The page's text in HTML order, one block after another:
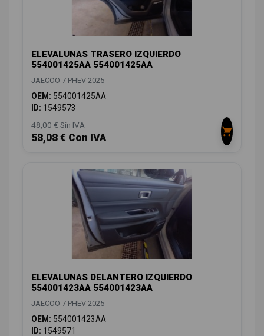
ELEVALUNAS TRASERO IZQUIERDO
554001425AA 554001425AA
JAECOO 7 PHEV 2025
OEM: 554001425AA
ID: 1549573
48,00 € Sin IVA
58,08 € Con IVA
ELEVALUNAS DELANTERO IZQUIERDO
554001423AA 554001423AA
JAECOO 7 PHEV 2025
OEM: 554001423AA
ID: 1549571